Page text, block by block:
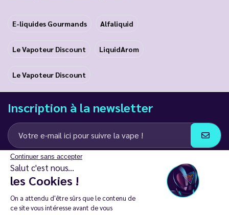
Continuer sans accepter
Salut c'est nous...
les Cookies !
On a attendu d'être sûrs que le contenu de
ce site vous intéresse avant de vous
E-liquides Gourmands Alfaliquid
Le Vapoteur Discount LiquidArom
Le Vapoteur Discount
Inscription à la newsletter
J’accepte de recevoir des communications e-mail et SMS de la part de
LD Groupe
Restez en contact